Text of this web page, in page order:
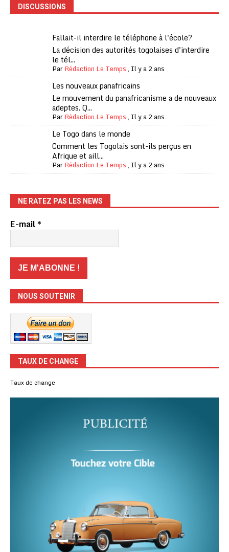
DISCUSSIONS
Fallait-il interdire le téléphone à l'école?
La décision des autorités togolaises d'interdire
le tél...
ParRédaction Le Temps, Il y a 2 ans
Les nouveaux panafricains
Le mouvement du panafricanisme a de nouveaux
adeptes. Q...
ParRédaction Le Temps, Il y a 2 ans
Le Togo dans le monde
Comment les Togolais sont-ils perçus en
Afrique et aill...
ParRédaction Le Temps, Il y a 2 ans
NE RATEZ PAS LES NEWS
E-mail*
NOUS SOUTENIR
TAUX DE CHANGE
Taux de change